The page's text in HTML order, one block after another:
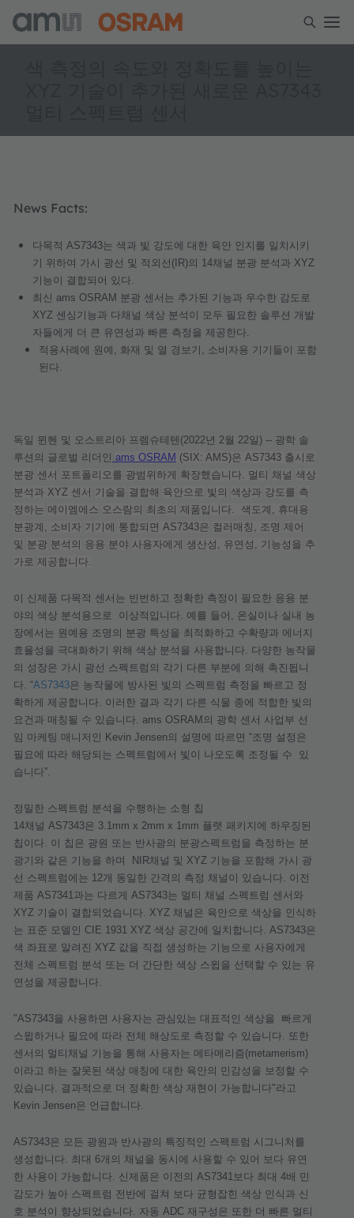
News Facts:
다목적 AS7343는 색과 빛 강도에 대한 육안 인지를 일치시키
기
위하여 가시 광선 및 적외선 (IR)의 14채널 분광 분석과 XYZ
기능이
결합되어 있다.
최신 ams OSRAM 분광 센서는 추가된 기능과 우수한 감도로
XYZ 센싱기능과 다채널 색상 분석이 모두 필요한 솔루션 개발
자들에게
더 큰 유연성과 빠른 측정을 제공한다.
적용사례에
원예 , 화재 및 열 경보기 , 소비자용 기기들이
포함
된다.
독일 뮌헨 및 오스트리아 프렘슈테텐 (2022년 2월 22일 ) -- 광학 솔
루션의 글로벌 리더인 ams OSRAM (SIX: AMS)은 AS7343 출시로
분광 센서 포트폴리오를 광범위하게 확장했습니다. 멀티 채널 색상
분석과 XYZ 센서 기술을 결합해 육안으로 빛의 색상과 강도를 측
정하는 에이엠에스 오스람의 최초의 제품입니다. 색도계 , 휴대용
분광계 , 소비자 기기에 통합되면 AS7343은 컬러매칭 , 조명 제어
및 분광 분석의 응용 분야 사용자에게 생산성 , 유연성 , 기능성을 추
가로 제공합니다.
이 신제품 다목적 센서는 빈번하고 정확한 측정이 필요한 응용 분
야의 색상 분석용으로 이상적입니다. 예를 들어 , 온실이나 실내 농
장에서는 원예용 조명의 분광 특성을 최적화하고 수확량과 에너지
효율성을 극대화하기 위해 색상 분석을 사용합니다. 다양한 농작물
의 성장은 가시 광선 스펙트럼의 각기 다른 부분에 의해 촉진 됩니
다. “AS7343은 농작물에 방사된 빛의 스펙트럼 측정을 빠르고 정
확하게 제공합니다. 이러한 결과 각기 다른 식물 종에 적합한 빛의
요건과 매칭될 수 있습니다. ams OSRAM 의 광학 센서 사업부 선
임 마케팅 매니저인 Kevin Jensen의 설명에 따르면 “조명 설정은
필요에
따라 해당되는 스펙트럼에서 빛이 나오도록 조정될 수
있
습니다”.
정밀한 스펙트럼 분석을 수행하는 소형 칩
14채널 AS7343은 3.1mm x 2mm x 1mm 플랫 패키지에
하우징된
칩이다. 이 칩은 광원 또는 반사광의 분광스펙트럼을 측정하는 분
광기와 같은 기능을 하며 NIR채널 및 XYZ 기능을 포함해 가시
광
선 스펙트럼에는 12개 동일한 간격의 측정 채널이 있습니다. 이전
제품 AS7341과는 다르게 AS7343는 멀티 채널 스펙트럼 센서와
XYZ 기술이 결합되었습니다. XYZ 채널은 육안으로 색상을 인식하
는 표준 모델인 CIE 1931 XYZ 색상 공간에 일치합니다. AS7343은
색 좌표로 알려진 XYZ 값을 직접 생성하는 기능으로 사용자에게
전체 스펙트럼 분석 또는 더 간단한 색상 스윕을 선택할 수 있는 유
연성을 제공합니다.
"AS7343을 사용하면 사용자는 관심있는 대표적인 색상을
빠르게
스윕하거나 필요에 따라 전체 해상도로 측정할 수 있습니다. 또한
센서의 멀티채널 기능을 통해 사용자는 메타메리즘(metamerism)
이라고 하는 잘못된 색상 매칭에 대한 육안의 민감성을 보정할 수
있습니다. 결과적으로 더 정확한 색상 재현이 가능합니다"라고
Kevin Jensen은 언급합니다.
AS7343은 모든 광원과 반사광의 특징적인 스팩트럼 시그니처를
생성합니다. 최대 6개의 채널을 동시에 사용할 수 있어 보다 유연
한 사용이 가능합니다. 신제품은 이전의 AS7341보다 최대 4배 민
감도가 높아 스펙트럼 전반에 걸쳐 보다 균형잡힌 색상 인식과 신
호 분석이 향상되었습니다. 자동 ADC 재구성은 또한 더 빠른 멀티